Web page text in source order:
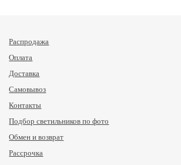
Распродажа
Оплата
Доставка
Самовывоз
Контакты
Подбор светильников по фото
Обмен и возврат
Рассрочка